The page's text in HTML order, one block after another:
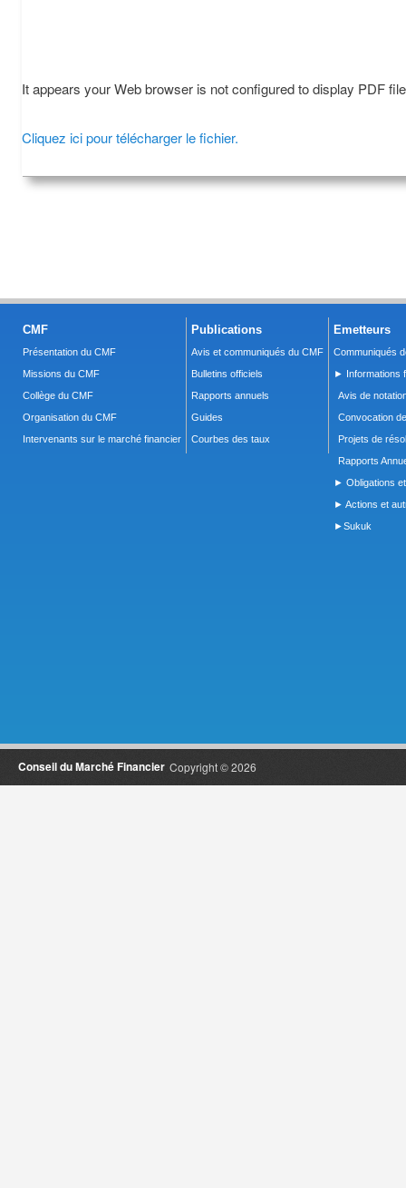
It appears your Web browser is not configured to display PDF
Cliquez ici pour télécharger le fichier.
CMF
Présentation du CMF
Missions du CMF
Collège du CMF
Organisation du CMF
Intervenants sur le marché financier
Publications
Avis et communiqués du CMF
Bulletins officiels
Rapports annuels
Guides
Courbes des taux
Emetteurs
Communiqués
► Informations
Avis de
Convocation
Projets de
Rapports
► Obligations
► Actions et
►Sukuk
Copyright © 2026
Conseil du Marché Financier